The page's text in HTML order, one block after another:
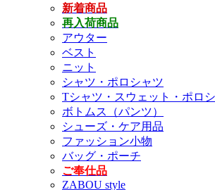
新着商品
再入荷商品
アウター
ベスト
ニット
シャツ・ポロシャツ
Tシャツ・スウェット・ポロ
ボトムス（パンツ）
シューズ・ケア用品
ファッション小物
バッグ・ポーチ
ご奉仕品
ZABOU style